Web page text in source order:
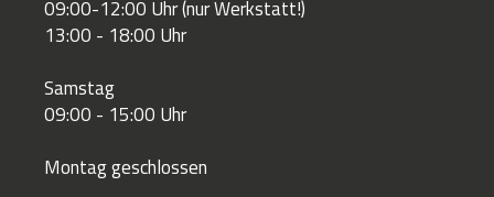
09:00-12:00 Uhr (nur Werkstatt!)
13:00 - 18:00 Uhr
Samstag
09:00 - 15:00 Uhr
Montag geschlossen